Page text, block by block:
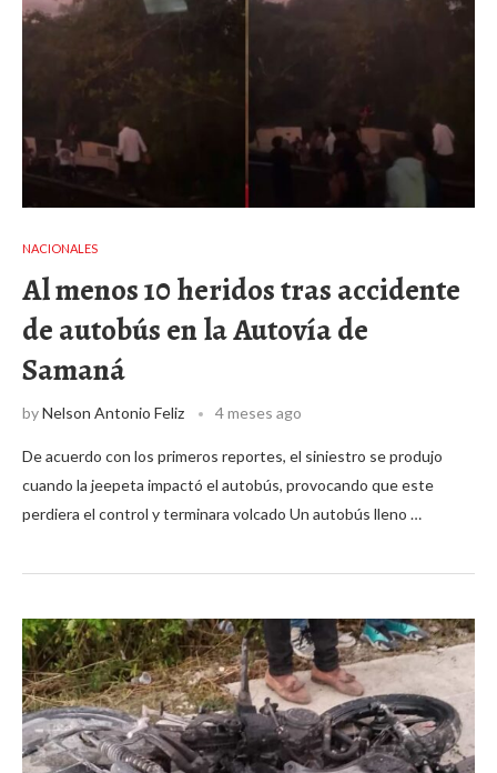
NACIONALES
Al menos 10 heridos tras accidente
de autobús en la Autovía de
Samaná
byNelson Antonio Feliz 4 meses ago
De acuerdo con los primeros reportes, el siniestro se produjo
cuando la jeepeta impactó el autobús, provocando que este
perdiera el control y terminara volcado Un autobús lleno …